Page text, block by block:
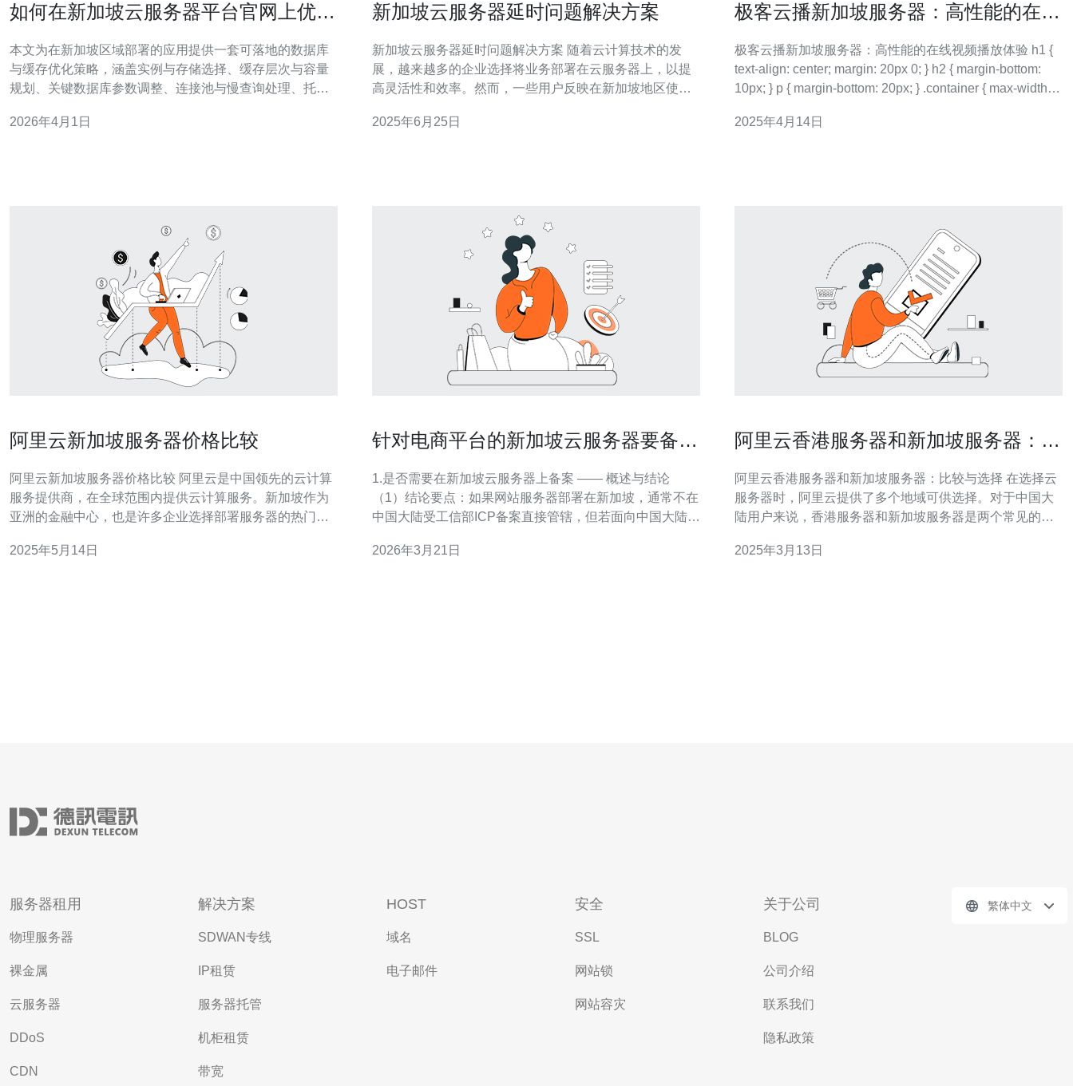
如何在新加坡云服务器平台官网上优化
本文为在新加坡区域部署的应用提供一套可落地的数据库
与缓存优化策略，涵盖实例与存储选择、缓存层次与容量
规划、关键数据库参数调整、连接池与慢查询处理、托管
及监控、回滚与安全备份的实践要点，目标是用最少成本
2026年4月1日
新加坡云服务器延时问题解决方案
新加坡云服务器延时问题解决方案 随着云计算技术的发
展，越来越多的企业选择将业务部署在云服务器上，以提
高灵活性和效率。然而，一些用户反映在新加坡地区使用
加坡地区云服务器延时问题的根本原因可能包括网络拥
2025年6月25日
极客云播新加坡服务器：高性能的在线
极客云播新加坡服务器：高性能的在线视频播放体验 h1 {
text-align: center; margin: 20px 0; } h2 { margin-bottom:
10px; } p { margin-bottom: 20px; } .container { max-width:
2025年4月14日
阿里云新加坡服务器价格比较
阿里云新加坡服务器价格比较 阿里云是中国领先的云计算
服务提供商，在全球范围内提供云计算服务。新加坡作为
亚洲的金融中心，也是许多企业选择部署服务器的热门地
格，帮助您选择适合自己需求的服务器。 阿里云在新加坡
2025年5月14日
针对电商平台的新加坡云服务器要备案
1.是否需要在新加坡云服务器上备案 —— 概述与结论
（1）结论要点：如果网站服务器部署在新加坡，通常不在
中国大陆受工信部ICP备案直接管辖，但若面向中国大陆用
相关备案。 （2）法律边界：ICP备案适用于托管在中国大
2026年3月21日
阿里云香港服务器和新加坡服务器：比
阿里云香港服务器和新加坡服务器：比较与选择 在选择云
服务器时，阿里云提供了多个地域可供选择。对于中国大
陆用户来说，香港服务器和新加坡服务器是两个常见的选
最合适的服务器。 首先，我们来比较一下香港服务器和新
2025年3月13日
服务器租用
物理服务器
裸金属
云服务器
DDoS
CDN
解决方案
SDWAN专线
IP租赁
服务器托管
机柜租赁
带宽
HOST
域名
电子邮件
安全
SSL
网站锁
网站容灾
关于公司
BLOG
公司介绍
联系我们
隐私政策
繁体中文